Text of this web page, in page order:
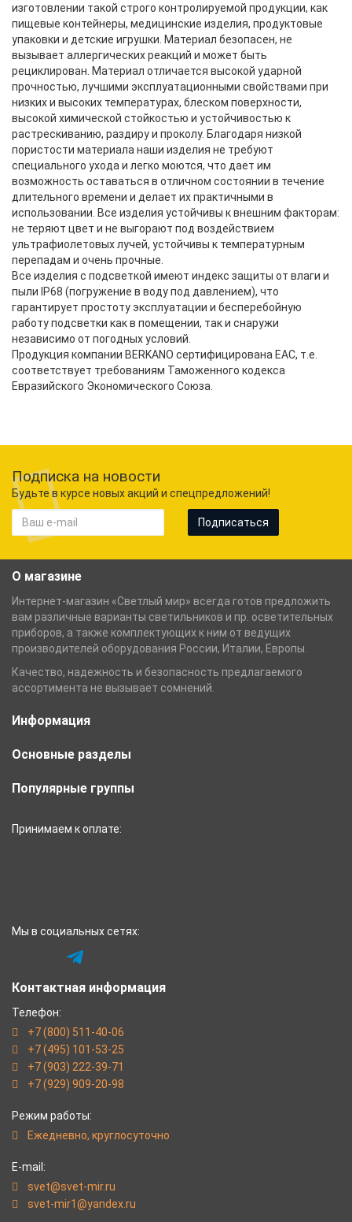
изготовлении такой строго контролируемой продукции, как
пищевые контейнеры, медицинские изделия, продуктовые
упаковки и детские игрушки. Материал безопасен, не
вызывает аллергических реакций и может быть
рециклирован. Материал отличается высокой ударной
прочностью, лучшими эксплуатационными свойствами при
низких и высоких температурах, блеском поверхности,
высокой химической стойкостью и устойчивостью к
растрескиванию, раздиру и проколу. Благодаря низкой
пористости материала наши изделия не требуют
специального ухода и легко моются, что дает им
возможность оставаться в отличном состоянии в течение
длительного времени и делает их практичными в
использовании. Все изделия устойчивы к внешним факторам:
не теряют цвет и не выгорают под воздействием
ультрафиолетовых лучей, устойчивы к температурным
перепадам и очень прочные.
Все изделия с подсветкой имеют индекс защиты от влаги и
пыли IP68 (погружение в воду под давлением), что
гарантирует простоту эксплуатации и бесперебойную
работу подсветки как в помещении, так и снаружи
независимо от погодных условий.
Продукция компании BERKANO сертифицирована EAC, т.е.
соответствует требованиям Таможенного кодекса
Евразийского Экономического Союза.
Подписка на новости
Будьте в курсе новых акций и спецпредложений!
Подписаться
О магазине
Интернет-магазин «Светлый мир» всегда готов предложить
вам различные варианты светильников и пр. осветительных
приборов, а также комплектующих к ним от ведущих
производителей оборудования России, Италии, Европы.
Качество, надежность и безопасность предлагаемого
ассортимента не вызывает сомнений.
Информация
Основные разделы
Популярные группы
Принимаем к оплате:
Мы в социальных сетях:
Контактная информация
Телефон:
+7 (800) 511-40-06
+7 (495) 101-53-25
+7 (903) 222-39-71
+7 (929) 909-20-98
Режим работы:
Eжедневно, круглосуточно
E-mail:
svet@svet-mir.ru
svet-mir1@yandex.ru